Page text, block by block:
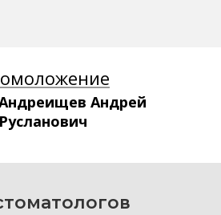
Андрей
Русланович